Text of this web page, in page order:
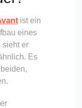
ist ein
eines
sieht er
Es